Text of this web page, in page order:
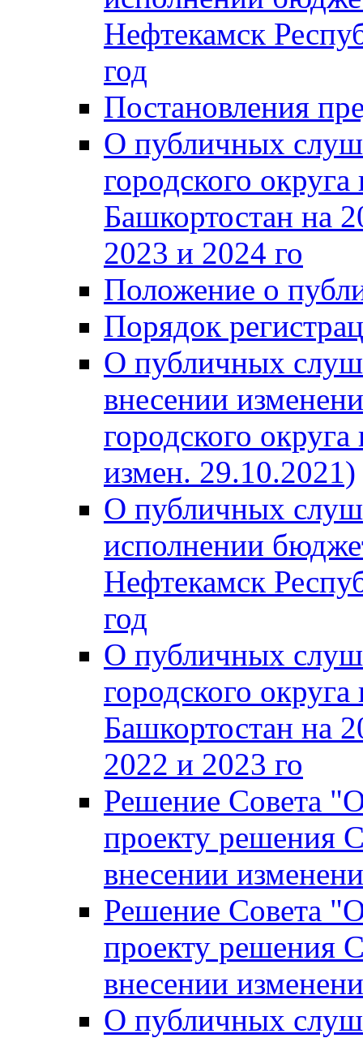
Нефтекамск
год
Постановления
О публичных
городского
Башкортостан на
2023 и 2024 го
Положение о
Порядок
О публичных
внесении
городского
измен. 29.10.2021)
О публичных
исполнении
Нефтекамск
год
О публичных
городского
Башкортостан на
2022 и 2023 го
Решение Совета
проекту решения
внесении
Решение Совета
проекту решения
внесении
О публичных